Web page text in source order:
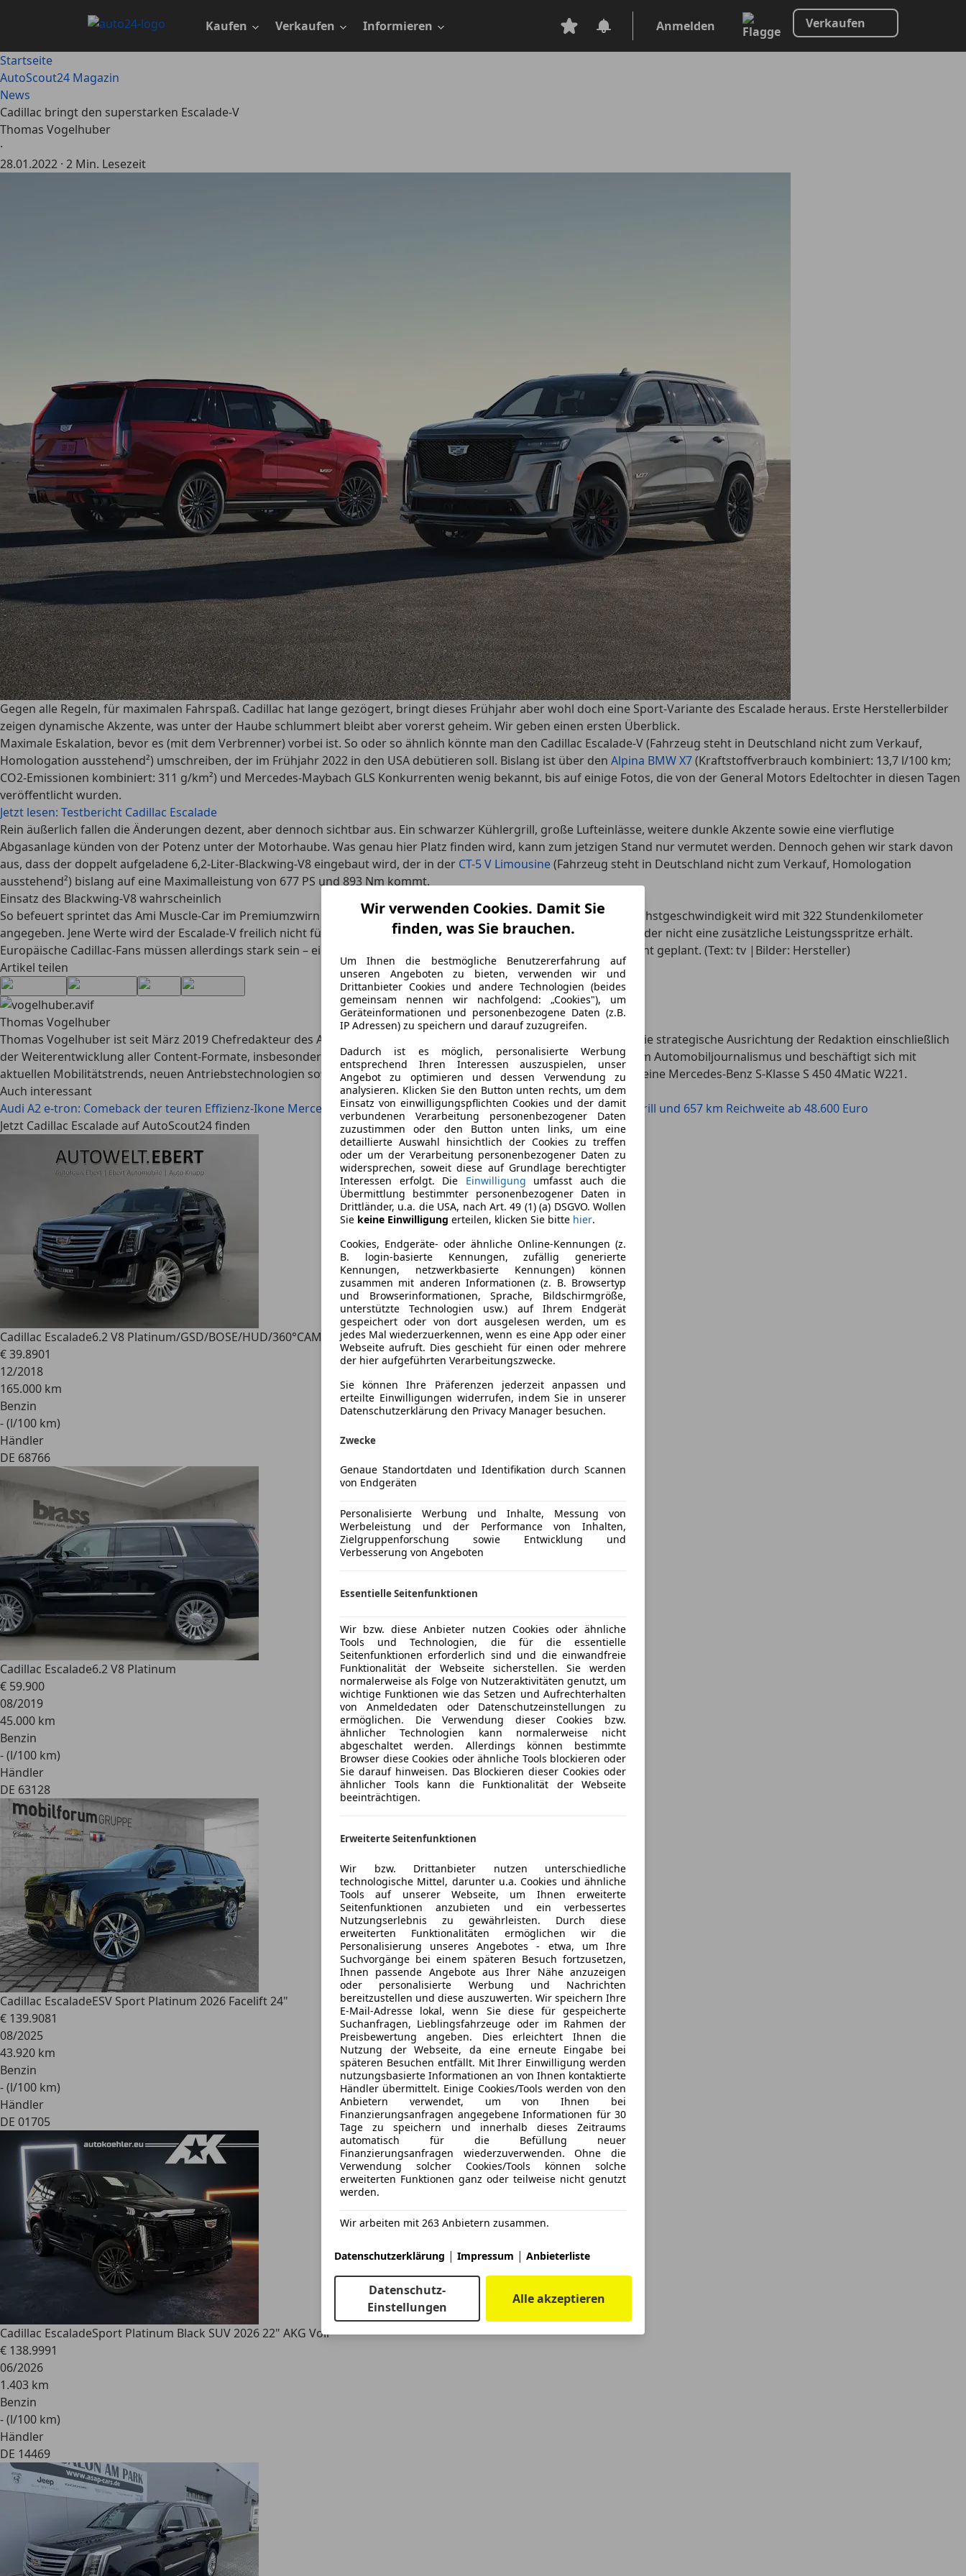
Kaufen Verkaufen Informieren Anmelden Verkaufen
Wir verwenden Cookies. Damit Sie
finden, was Sie brauchen.
Um Ihnen die bestmögliche Benutzererfahrung auf
unseren Angeboten zu bieten, verwenden wir und
Drittanbieter Cookies und andere Technologien (beides
gemeinsam nennen wir nachfolgend: „Cookies"), um
Geräteinformationen und personenbezogene Daten (z.B.
IP Adressen) zu speichern und darauf zuzugreifen.
Dadurch ist es möglich, personalisierte Werbung
entsprechend Ihren Interessen auszuspielen, unser
Angebot zu optimieren und dessen Verwendung zu
analysieren. Klicken Sie den Button unten rechts, um dem
Einsatz von einwilligungspflichten Cookies und der damit
verbundenen Verarbeitung personenbezogener Daten
zuzustimmen oder den Button unten links, um eine
detaillierte Auswahl hinsichtlich der Cookies zu treffen
oder um der Verarbeitung personenbezogener Daten zu
widersprechen, soweit diese auf Grundlage berechtigter
Interessen erfolgt. Die Einwilligung umfasst auch die
Übermittlung bestimmter personenbezogener Daten in
Drittländer, u.a. die USA, nach Art. 49 (1) (a) DSGVO. Wollen
Sie keine Einwilligung erteilen, klicken Sie bitte hier.
Cookies, Endgeräte- oder ähnliche Online-Kennungen (z.
B. login-basierte Kennungen, zufällig generierte
Kennungen, netzwerkbasierte Kennungen) können
zusammen mit anderen Informationen (z. B. Browsertyp
und Browserinformationen, Sprache, Bildschirmgröße,
unterstützte Technologien usw.) auf Ihrem Endgerät
gespeichert oder von dort ausgelesen werden, um es
jedes Mal wiederzuerkennen, wenn es eine App oder einer
Webseite aufruft. Dies geschieht für einen oder mehrere
der hier aufgeführten Verarbeitungszwecke.
Sie können Ihre Präferenzen jederzeit anpassen und
erteilte Einwilligungen widerrufen, indem Sie in unserer
Datenschutzerklärung den Privacy Manager besuchen.
Zwecke
Genaue Standortdaten und Identifikation durch Scannen
von Endgeräten
Personalisierte Werbung und Inhalte, Messung von
Werbeleistung und der Performance von Inhalten,
Zielgruppenforschung sowie Entwicklung und
Verbesserung von Angeboten
Essentielle Seitenfunktionen
Wir bzw. diese Anbieter nutzen Cookies oder ähnliche
Tools und Technologien, die für die essentielle
Seitenfunktionen erforderlich sind und die einwandfreie
Funktionalität der Webseite sicherstellen. Sie werden
normalerweise als Folge von Nutzeraktivitäten genutzt, um
wichtige Funktionen wie das Setzen und Aufrechterhalten
von Anmeldedaten oder Datenschutzeinstellungen zu
ermöglichen. Die Verwendung dieser Cookies bzw.
ähnlicher Technologien kann normalerweise nicht
abgeschaltet werden. Allerdings können bestimmte
Browser diese Cookies oder ähnliche Tools blockieren oder
Sie darauf hinweisen. Das Blockieren dieser Cookies oder
ähnlicher Tools kann die Funktionalität der Webseite
beeinträchtigen.
Erweiterte Seitenfunktionen
Wir bzw. Drittanbieter nutzen unterschiedliche
technologische Mittel, darunter u.a. Cookies und ähnliche
Tools auf unserer Webseite, um Ihnen erweiterte
Seitenfunktionen anzubieten und ein verbessertes
Nutzungserlebnis zu gewährleisten. Durch diese
erweiterten Funktionalitäten ermöglichen wir die
Personalisierung unseres Angebotes - etwa, um Ihre
Suchvorgänge bei einem späteren Besuch fortzusetzen,
Ihnen passende Angebote aus Ihrer Nähe anzuzeigen
oder personalisierte Werbung und Nachrichten
bereitzustellen und diese auszuwerten. Wir speichern Ihre
E-Mail-Adresse lokal, wenn Sie diese für gespeicherte
Suchanfragen, Lieblingsfahrzeuge oder im Rahmen der
Preisbewertung angeben. Dies erleichtert Ihnen die
Nutzung der Webseite, da eine erneute Eingabe bei
späteren Besuchen entfällt. Mit Ihrer Einwilligung werden
nutzungsbasierte Informationen an von Ihnen kontaktierte
Händler übermittelt. Einige Cookies/Tools werden von den
Anbietern verwendet, um von Ihnen bei
Finanzierungsanfragen angegebene Informationen für 30
Tage zu speichern und innerhalb dieses Zeitraums
automatisch für die Befüllung neuer
Finanzierungsanfragen wiederzuverwenden. Ohne die
Verwendung solcher Cookies/Tools können solche
erweiterten Funktionen ganz oder teilweise nicht genutzt
werden.
Wir arbeiten mit 263 Anbietern zusammen.
Datenschutzerklärung | Impressum | Anbieterliste
Datenschutz-
Einstellungen
Alle akzeptieren
Startseite
AutoScout24 Magazin
News
Cadillac bringt den superstarken Escalade-V
Thomas Vogelhuber
·
28.01.2022 · 2 Min. Lesezeit
Gegen alle Regeln, für maximalen Fahrspaß. Cadillac hat lange gezögert, bringt dieses Frühjahr aber wohl doch eine Sport-Variante des Escalade heraus. Erste Herstellerbilder
zeigen dynamische Akzente, was unter der Haube schlummert bleibt aber vorerst geheim. Wir geben einen ersten Überblick.
Maximale Eskalation, bevor es (mit dem Verbrenner) vorbei ist. So oder so ähnlich könnte man den Cadillac Escalade-V (Fahrzeug steht in Deutschland nicht zum Verkauf,
Homologation ausstehend²) umschreiben, der im Frühjahr 2022 in den USA debütieren soll. Bislang ist über den Alpina BMW X7(Kraftstoffverbrauch kombiniert: 13,7 l/100 km;
CO2-Emissionen kombiniert: 311 g/km²) und Mercedes-Maybach GLS Konkurrenten wenig bekannt, bis auf einige Fotos, die von der General Motors Edeltochter in diesen Tagen
veröffentlicht wurden.
Jetzt lesen: Testbericht Cadillac Escalade
Rein äußerlich fallen die Änderungen dezent, aber dennoch sichtbar aus. Ein schwarzer Kühlergrill, große Lufteinlässe, weitere dunkle Akzente sowie eine vierflutige
Abgasanlage künden von der Potenz unter der Motorhaube. Was genau hier Platz finden wird, kann zum jetzigen Stand nur vermutet werden. Dennoch gehen wir stark davon
aus, dass der doppelt aufgeladene 6,2-Liter-Blackwing-V8 eingebaut wird, der in der CT-5 V Limousine(Fahrzeug steht in Deutschland nicht zum Verkauf, Homologation
ausstehend²) bislang auf eine Maximalleistung von 677 PS und 893 Nm kommt.
Einsatz des Blackwing-V8 wahrscheinlich
So befeuert sprintet das Ami Muscle-Car im Premiumzwirn in nur 3,7 Sekunden aus dem Stand auf Tempo 100, die Höchstgeschwindigkeit wird mit 322 Stundenkilometer
angegeben. Jene Werte wird der Escalade-V freilich nicht für sich reklamieren können, wobei offen ist, ob der Achtzylinder nicht eine zusätzliche Leistungsspritze erhält.
Europäische Cadillac-Fans müssen allerdings stark sein – ein offizielles Debüt auf dem alten Kontinent ist weiterhin nicht geplant. (Text: tv |Bilder: Hersteller)
Artikel teilen
Thomas Vogelhuber
Thomas Vogelhuber ist seit März 2019 Chefredakteur des AutoScout24 Magazins und verantwortet die inhaltliche sowie strategische Ausrichtung der Redaktion einschließlich
der Weiterentwicklung aller Content-Formate, insbesondere im Bereich Video. Er verfügt über langjährige Erfahrung im Automobiljournalismus und beschäftigt sich mit
aktuellen Mobilitätstrends, neuen Antriebstechnologien sowie der Entwicklung des Automobilmarktes. Privat fährt er eine Mercedes-Benz S-Klasse S 450 4Matic W221.
Auch interessant
Audi A2 e-tron: Comeback der teuren Effizienz-Ikone Mercedes-Benz GLA (2026): Elektrische 800-Volt-Power, Sternen-Grill und 657 km Reichweite ab 48.600 Euro
Jetzt Cadillac Escalade auf AutoScout24 finden
Cadillac Escalade6.2 V8 Platinum/GSD/BOSE/HUD/360°CAM/
€ 39.8901
12/2018
165.000 km
Benzin
- (l/100 km)
Händler
DE 68766
Cadillac Escalade6.2 V8 Platinum
€ 59.900
08/2019
45.000 km
Benzin
- (l/100 km)
Händler
DE 63128
Cadillac EscaladeESV Sport Platinum 2026 Facelift 24"
€ 139.9081
08/2025
43.920 km
Benzin
- (l/100 km)
Händler
DE 01705
Cadillac EscaladeSport Platinum Black SUV 2026 22" AKG Voll
€ 138.9991
06/2026
1.403 km
Benzin
- (l/100 km)
Händler
DE 14469